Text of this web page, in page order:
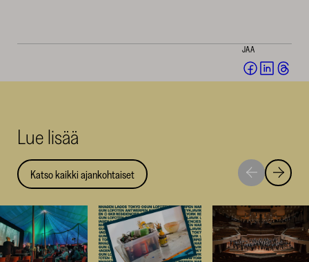
JAA
Jaa Jaa
Lue lisää
Katso kaikki ajankohtaiset
Siirry
seuraavaan
Siirry